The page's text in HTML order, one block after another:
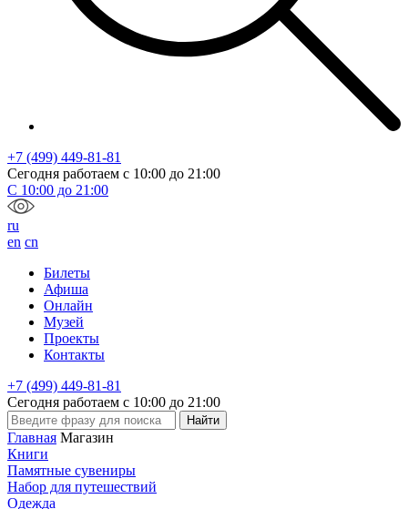
+7 (499) 449-81-81
Сегодня работаем с 10:00 до 21:00
С 10:00 до 21:00
ru
en cn
Билеты
Афиша
Онлайн
Музей
Проекты
Контакты
+7 (499) 449-81-81
Сегодня работаем с 10:00 до 21:00
Главная Магазин
Книги
Памятные сувениры
Набор для путешествий
Одежда